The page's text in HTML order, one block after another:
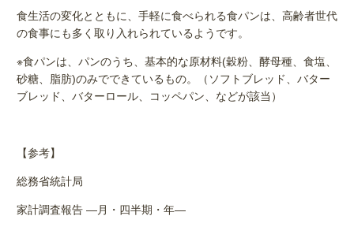
食生活の変化とともに、手軽に食べられる食パンは、高齢者世代
の食事にも多く取り入れられているようです。
※食パンは、パンのうち、基本的な原材料(穀粉、酵母種、食塩、
砂糖、脂肪)のみでできているもの。（ソフトブレッド、バター
ブレッド、バターロール、コッペパン、などが該当）
【参考】
総務省統計局
家計調査報告 ―月・四半期・年―